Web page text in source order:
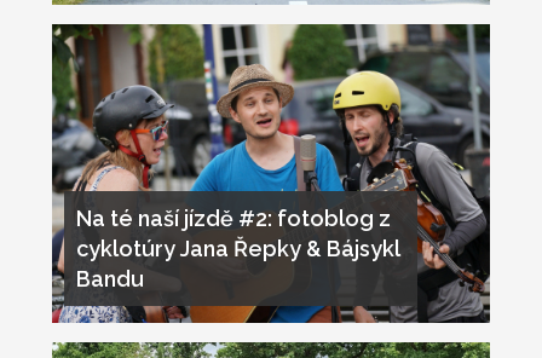
Na té naší jízdě #2: fotoblog z
cyklotúry Jana Řepky & Bájsykl
Bandu